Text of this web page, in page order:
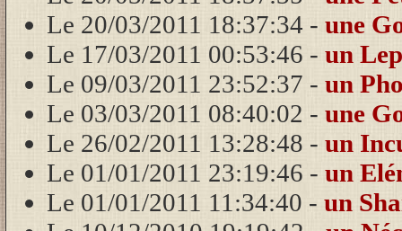
Le 20/03/2011 18:37:34 - une
Le 17/03/2011 00:53:46 - un
Le 09/03/2011 23:52:37 - un
Le 03/03/2011 08:40:02 - une
Le 26/02/2011 13:28:48 - un
Le 01/01/2011 23:19:46 - un
Le 01/01/2011 11:34:40 - un